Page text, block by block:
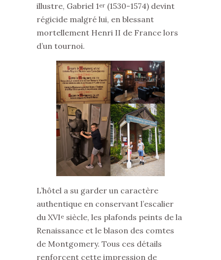
illustre, Gabriel 1er (1530-1574) devint
régicide malgré lui, en blessant
mortellement Henri II de France lors
d’un tournoi.
L’hôtel a su garder un caractère
authentique en conservant l’escalier
du XVIe siècle, les plafonds peints de la
Renaissance et le blason des comtes
de Montgomery. Tous ces détails
renforcent cette impression de